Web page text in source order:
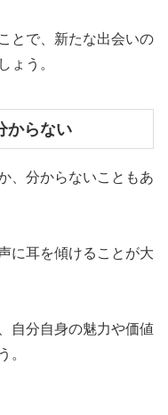
とで、新たな出会いの
ょう。
からない
、分からないこともあ
に耳を傾けることが大
自分自身の魅力や価値
。